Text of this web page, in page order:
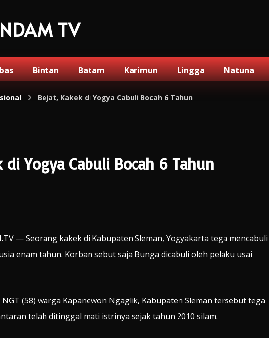
TV
Bintan Batam Karimun Lingga Natuna
Bejat, Kakek di Yogya Cabuli Bocah 6 Tahun
di Yogya Cabuli Bocah 6 Tahun
— Seorang kakek di Kabupaten Sleman, Yogyakarta tega mencabuli
enam tahun. Korban sebut saja Bunga dicabuli oleh pelaku usai
(58) warga Kapanewon Ngaglik, Kabupaten Sleman tersebut tega
telah ditinggal mati istrinya sejak tahun 2010 silam.